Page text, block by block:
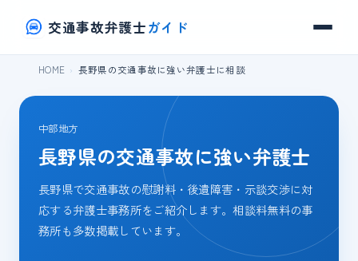
交通事故弁護士ガイド
HOME 長野県の交通事故に強い弁護士に相談
中部地方
長野県の交通事故に強い弁護士
長野県で交通事故の慰謝料・後遺障害・示談交渉に対
応する弁護士事務所をご紹介します。相談料無料の事
務所も多数掲載しています。